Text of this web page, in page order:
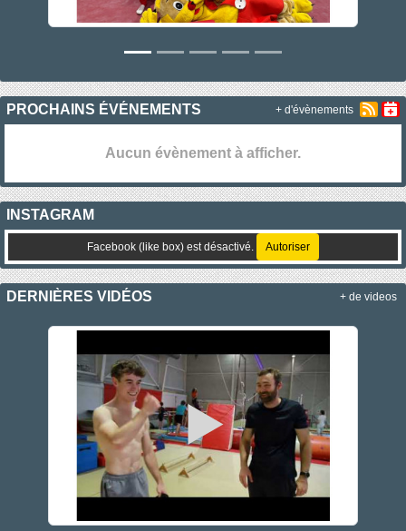
PROCHAINS ÉVÉNEMENTS
Aucun évènement à afficher.
+ d'évènements
INSTAGRAM
Facebook (like box) est désactivé. Autoriser
DERNIÈRES VIDÉOS + de videos